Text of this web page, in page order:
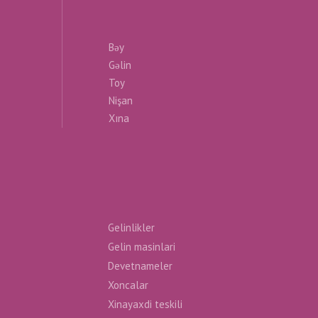
Bəy
Gəlin
Toy
Nişan
Xına
Gelinlikler
Gelin masinlari
Devetnameler
Xoncalar
Xinayaxdi teskili